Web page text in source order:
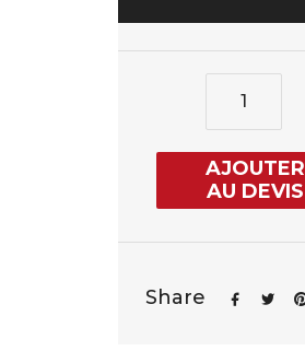
AJOUTER
AU DEVIS
Share